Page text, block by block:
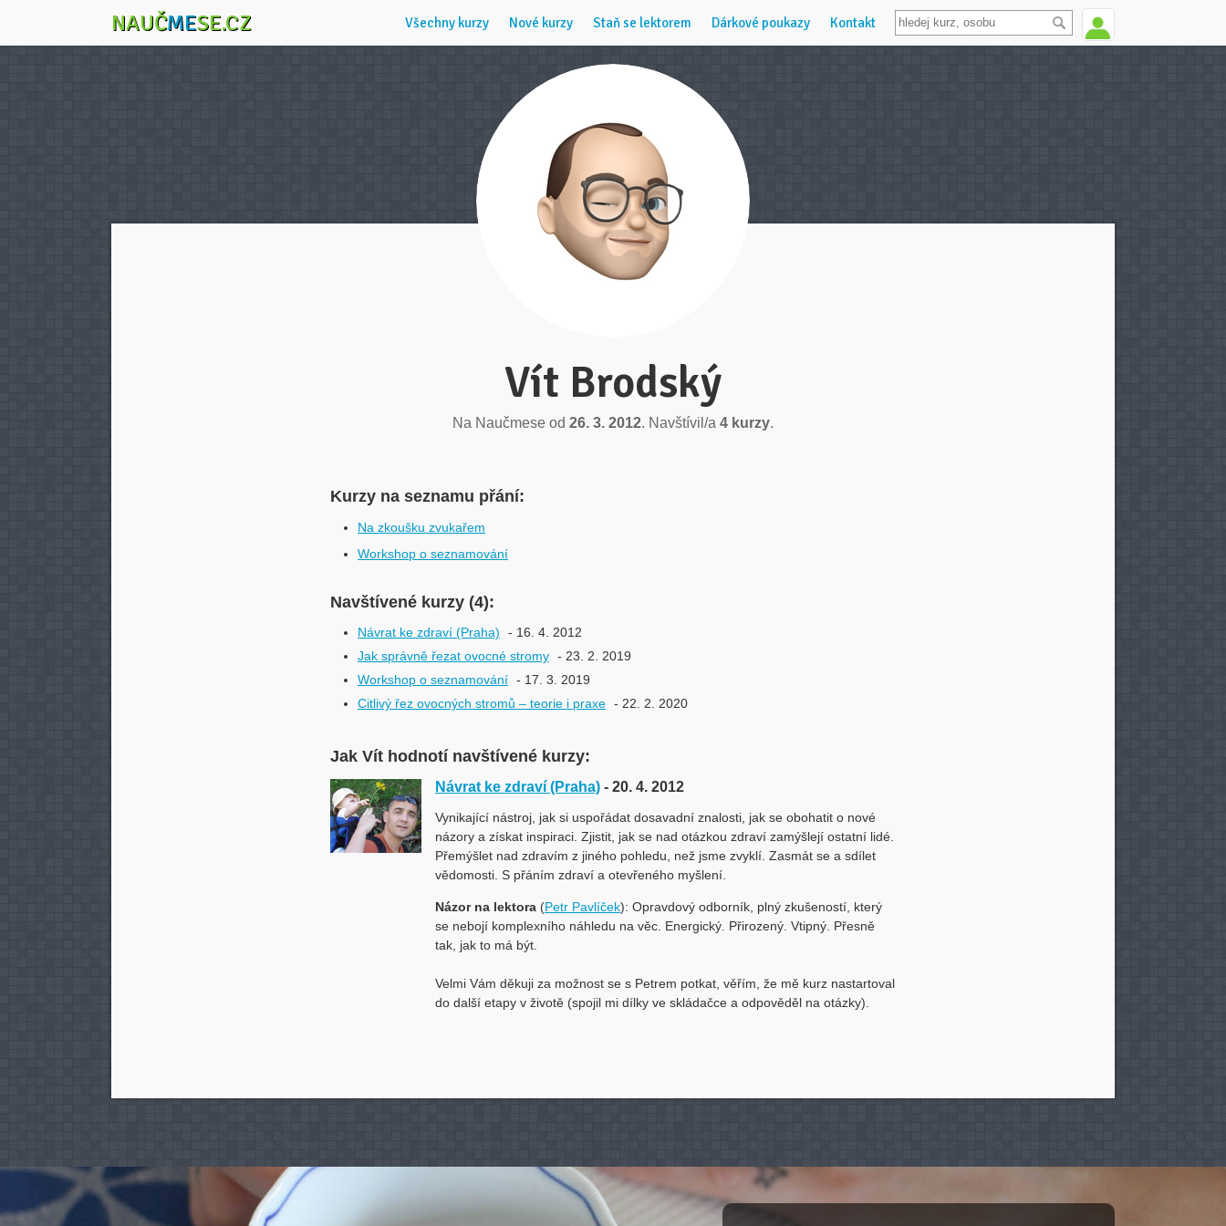
NAUČMESE.CZ Všechny kurzy Nové kurzy Staň se lektorem Dárkové poukazy Kontakt
Vít Brodský
Na Naučmese od 26. 3. 2012. Navštívil/a 4 kurzy.
Kurzy na seznamu přání:
Na zkoušku zvukařem
Workshop o seznamování
Navštívené kurzy (4):
Návrat ke zdraví (Praha)
- 16. 4. 2012
Jak správně řezat ovocné stromy - 23. 2. 2019
Workshop o seznamování - 17. 3. 2019
Citlivý řez ovocných stromů – teorie i praxe - 22. 2. 2020
Jak Vít hodnotí navštívené kurzy:
Návrat ke zdraví (Praha) - 20. 4. 2012
Vynikající nástroj, jak si uspořádat dosavadní znalosti, jak se obohatit o nové
názory a získat inspiraci. Zjistit, jak se nad otázkou zdraví zamýšlejí ostatní lidé.
Přemýšlet nad zdravím z jiného pohledu, než jsme zvyklí. Zasmát se a sdílet
vědomosti. S přáním zdraví a otevřeného myšlení.
Názor na lektora (Petr Pavlíček): Opravdový odborník, plný zkušeností, který
se nebojí komplexního náhledu na věc. Energický. Přirozený. Vtipný. Přesně
tak, jak to má být.
Velmi Vám děkuji za možnost se s Petrem potkat, věřím, že mě kurz nastartoval
do další etapy v životě (spojil mi dílky ve skládačce a odpověděl na otázky).